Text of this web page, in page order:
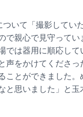
いて「撮影してい
親心で見守ってい
では器用に順応して
声をかけてくださっ
ことができました
と思いました」と